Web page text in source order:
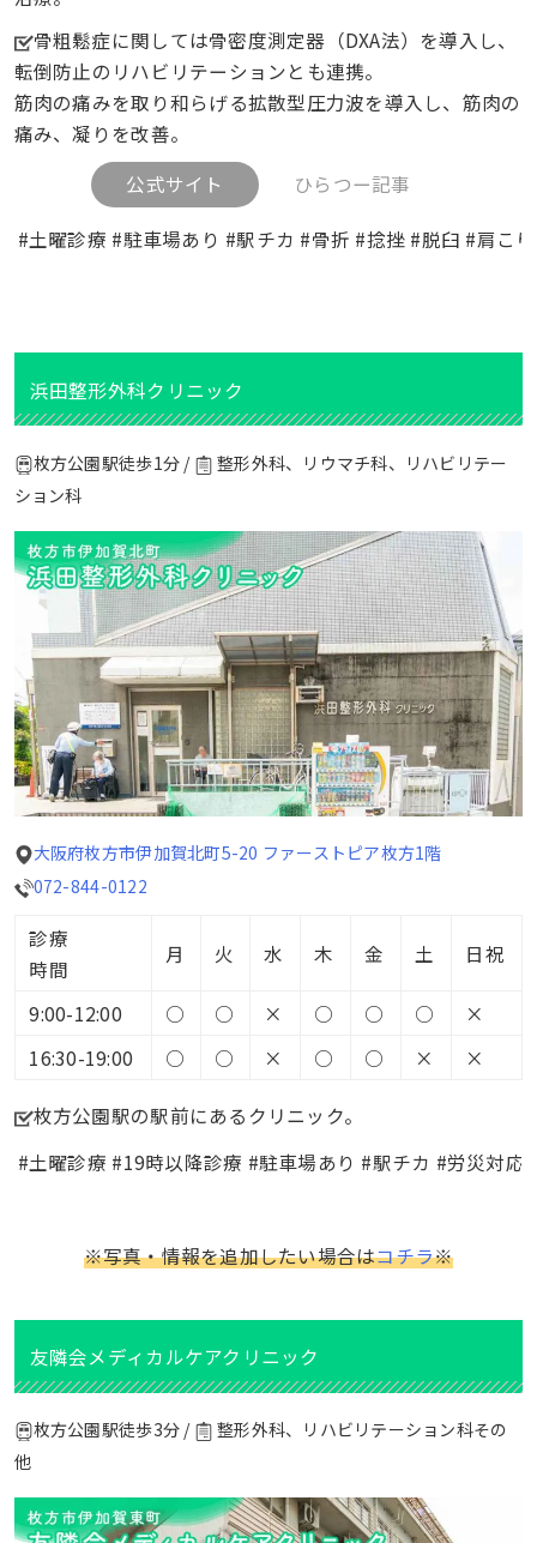
骨粗鬆症に関しては骨密度測定器（DXA法）を導入し、
転倒防止のリハビリテーションとも連携。
筋肉の痛みを取り和らげる拡散型圧力波を導入し、筋肉の
痛み、凝りを改善。
公式サイト
ひらつー記事
#土曜診療 #駐車場あり #駅チカ #骨折 #捻挫 #脱臼 #肩こ
浜田整形外科クリニック
枚方公園駅徒歩1分 /
整形外科、リウマチ科、リハビリテー
ション科
大阪府枚方市伊加賀北町5-20 ファーストピア枚方1階
072-844-0122
診療
時間
月 火 水 木 金 土 日祝
9:00-12:00 ○ ○ × ○ ○ ○
×
16:30-19:00
○ ○ × ○ ○ × ×
枚方公園駅の駅前にあるクリニック。
#土曜診療 #19時以降診療 #駐車場あり #駅チカ #労災対応
※写真・情報を追加したい場合はコチラ※
友隣会メディカルケアクリニック
枚方公園駅徒歩3分 /
整形外科、リハビリテーション科その
他